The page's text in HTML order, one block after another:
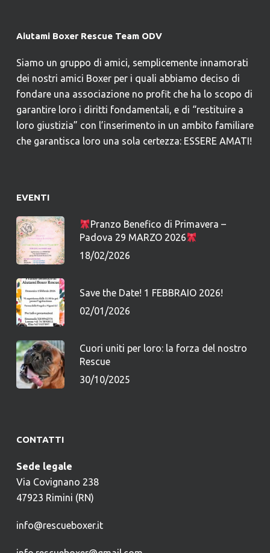
Aiutami Boxer Rescue Team ODV
Siamo un gruppo di amici, semplicemente innamorati
dei nostri amici Boxer per i quali abbiamo deciso di
fondare una associazione no profit che ha lo scopo di
garantire loro i diritti fondamentali, e di “restituire a
loro giustizia” con l’inserimento in un ambito familiare
che garantisca loro una sola certezza: ESSERE AMATI!
EVENTI
Pranzo Benefico di Primavera –
Padova 29 MARZO 2026
18/02/2026
Save the Date! 1 FEBBRAIO 2026!
02/01/2026
Cuori uniti per loro: la forza del nostro
Rescue
30/10/2025
CONTATTI
Sede legale
Via Covignano 238
47923 Rimini (RN)
info@rescueboxer.it